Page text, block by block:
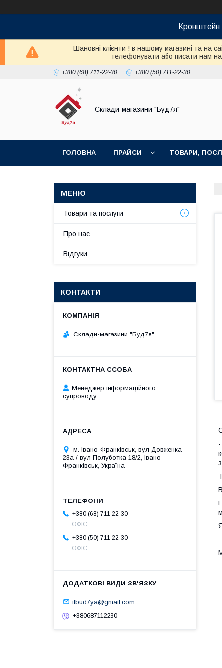
Кронштейн
Шановні клієнти ! в нашому магазині та на
телефонувати або писати нам на
+380 (68) 711-22-30 +380 (50) 711-22-30
Склади-магазини "Буд7я"
ГОЛОВНА ПРАЙСИ ТОВАРИ,
-
Товари та послуги
Про нас
Відгуки
КОНТАКТИ
Склади-магазини "Буд7я"
Менеджер інформаційного
супроводу
м. Івано-Франківськ, вул Довженка
23а / вул Полуботка 18/2, Івано-
Франківськ, Україна
+380 (68) 711-22-30
ОФІС
+380 (50) 711-22-30
ОФІС
ifbud7ya@gmail.com
+380687112230